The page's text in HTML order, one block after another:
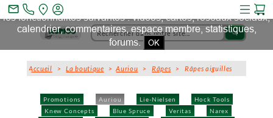
search
Promotions Auriou Lie-Nielsen
Hock Tools
Knew Concepts
Blue Spruce Veritas
Narex
Accueil >La boutique >Auriou >Râpes > Râpes aiguilles
mail_outline
Ce site et des sites tiers qu'il utilise collectent des cookies pour
les fonctionnalités suivantes : vidéos, cartes, réseaux sociaux,
calendrier, commentaires, espace membre, statistiques,
forums. OK